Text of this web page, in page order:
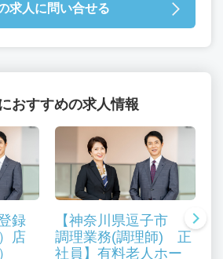
求人に問い合せる
おすすめの求人情報
録
店
【神奈川県逗子市
調理業務(調理師) 正
社員】有料老人ホー